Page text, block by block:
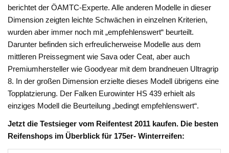
berichtet der ÖAMTC-Experte. Alle anderen Modelle in dieser
Dimension zeigten leichte Schwächen in einzelnen Kriterien,
wurden aber immer noch mit „empfehlenswert“ beurteilt.
Darunter befinden sich erfreulicherweise Modelle aus dem
mittleren Preissegment wie Sava oder Ceat, aber auch
Premiumhersteller wie Goodyear mit dem brandneuen Ultragrip
8. In der großen Dimension erzielte dieses Modell übrigens eine
Topplatzierung. Der Falken Eurowinter HS 439 erhielt als
einziges Modell die Beurteilung „bedingt empfehlenswert“.
Jetzt die Testsieger vom Reifentest 2011 kaufen. Die besten
Reifenshops im Überblick für 175er- Winterreifen: